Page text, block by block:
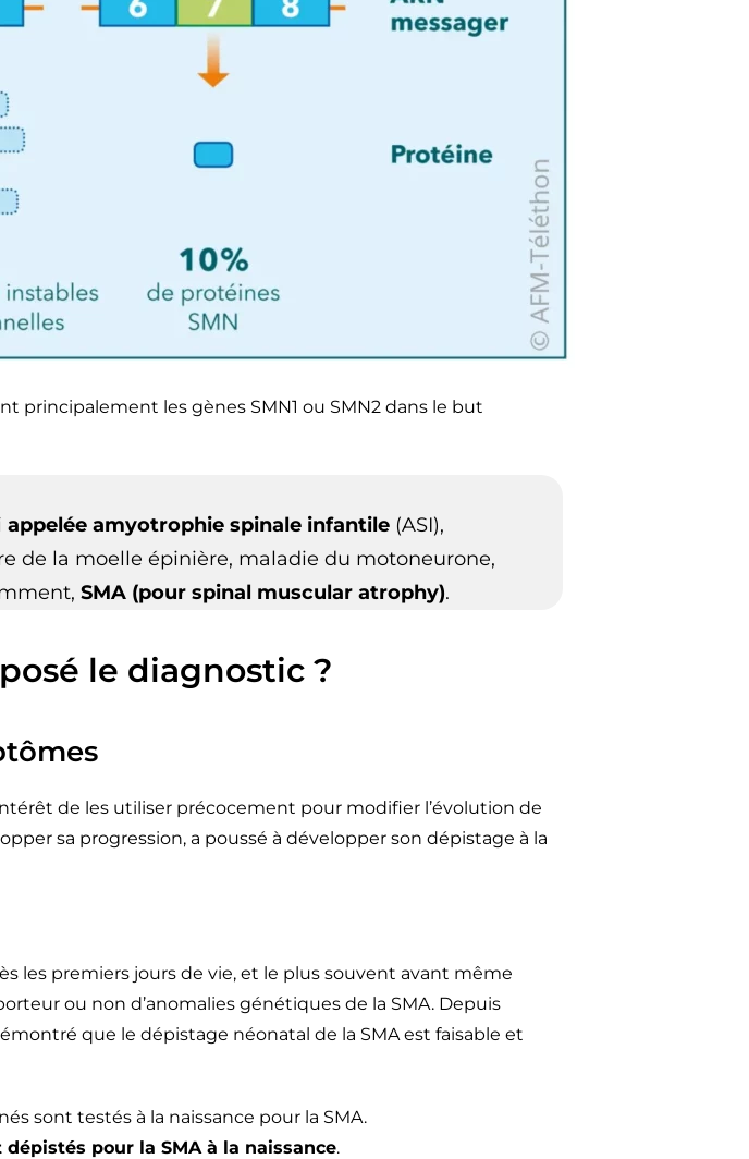
principalement les gènes SMN1 ou SMN2 dans le but
appelée amyotrophie spinale infantile (ASI),
de la moelle épinière, maladie du motoneurone,
SMA (pour spinal muscular atrophy).
le diagnostic ?
de les utiliser précocement pour modifier l’évolution de
sa progression, a poussé à développer son dépistage à la
les premiers jours de vie, et le plus souvent avant même
ou non d’anomalies génétiques de la SMA. Depuis
que le dépistage néonatal de la SMA est faisable et
sont testés à la naissance pour la SMA.
pour la SMA à la naissance.